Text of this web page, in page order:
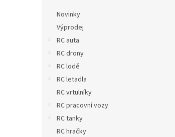
Novinky
Výprodej
RC auta
RC drony
RC lodě
RC letadla
RC vrtulníky
RC pracovní vozy
RC tanky
RC hračky